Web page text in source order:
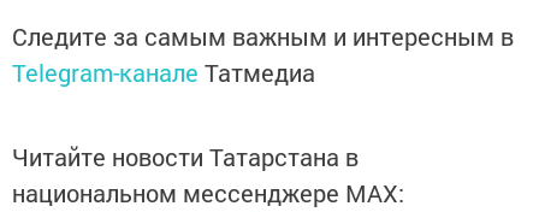
Следите за самым важным и интересным в
Telegram-канале Татмедиа
Читайте новости Татарстана в
национальном мессенджере MАХ: